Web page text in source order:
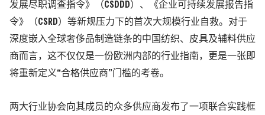
发展尽职调查指令》
（CSDDD） 、《企业可持续发展报告指
令》
（CSRD） 等新规压力下的首次大规模行业自救。 对于
深度嵌入全球奢侈品制造链条的中国纺织、皮具及辅料供应
商而言，这不仅仅是一份欧洲内部的行业指南，更是一张即
将重新定义“合格供应商”门槛的考卷。
两大行业协会向其成员的众多供应商发布了一项联合实践框